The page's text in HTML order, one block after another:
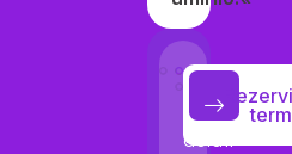
/12ur
Ko telo
začne
delati